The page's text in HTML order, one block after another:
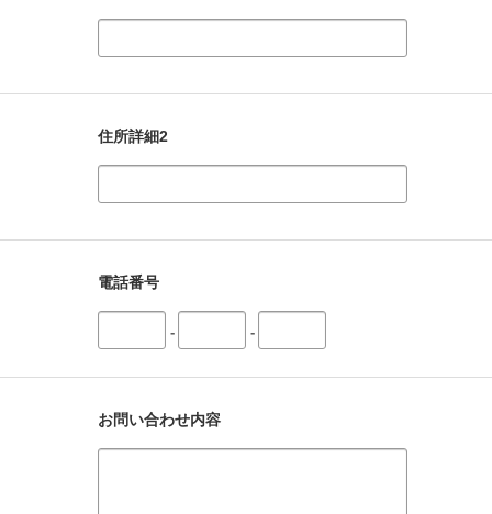
住所詳細2
電話番号
- -
お問い合わせ内容